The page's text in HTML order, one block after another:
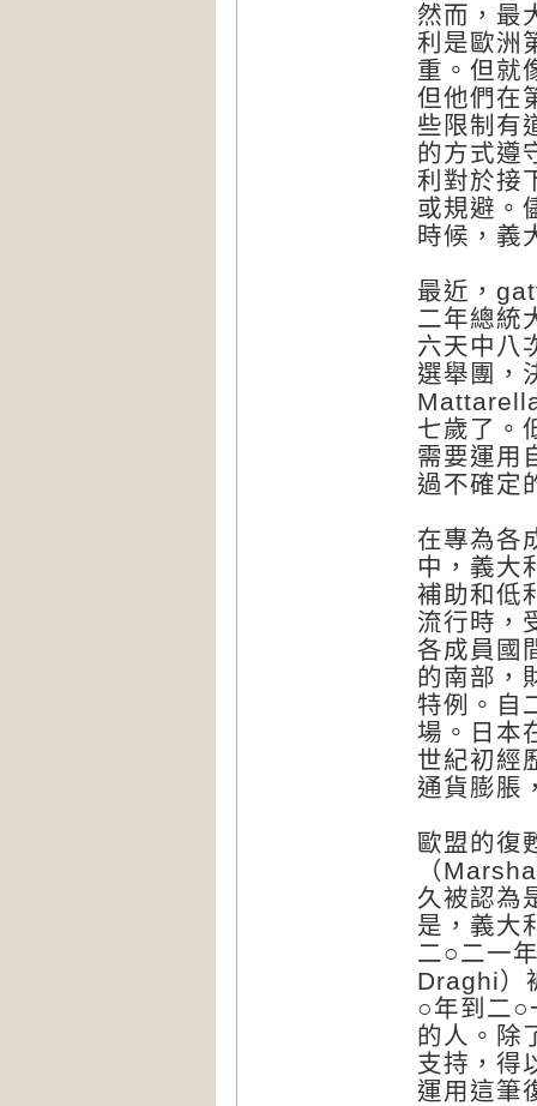
然而，最
利是歐洲
重。但就
但他們在
些限制有
的方式遵
利對於接
或規避。
時候，義
最近，
二年總統
六天中八
選舉團，
七歲了。
需要運用
過不確定
在專為各
中，義大
補助和低
流行時，
各成員國
的南部，
特例。自
場。日本
世紀初經
通貨膨脹
歐盟的復
（
久被認為
是，義大
二○二一
Draghi）
○年到二○
的人。除
支持，得
運用這筆